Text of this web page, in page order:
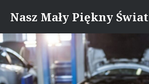
content
Nasz Mały Piękny Świat